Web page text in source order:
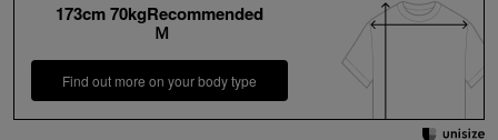
173cm 70kgRecommended
Ｍ
Find out more on your body type